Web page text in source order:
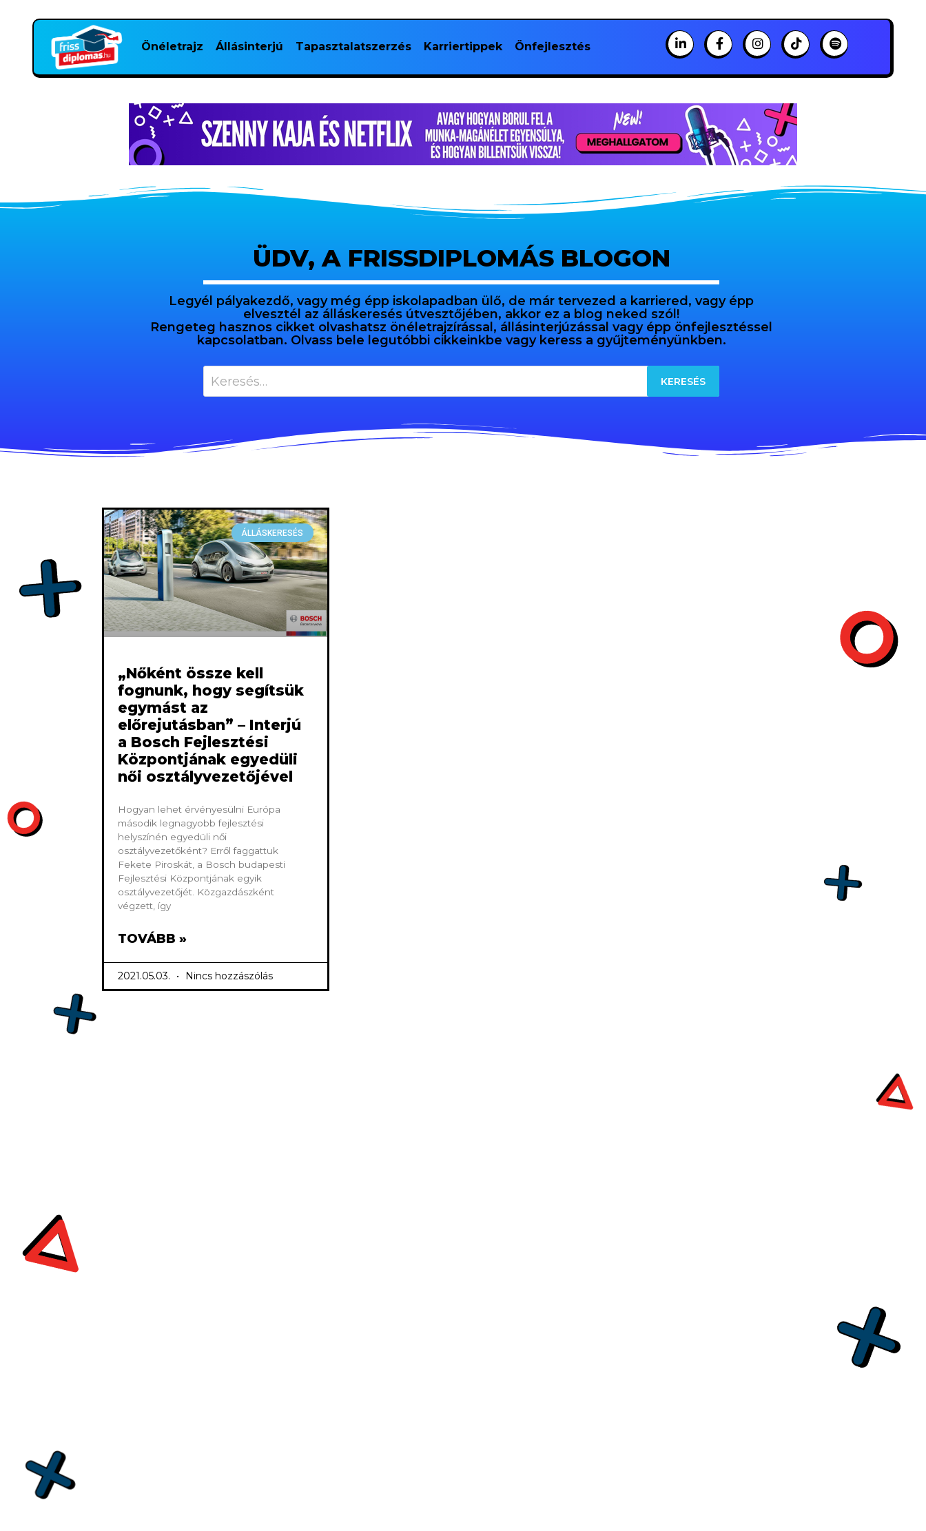
Önéletrajz Állásinterjú Tapasztalatszerzés Karriertippek Önfejlesztés
ÜDV, A FRISSDIPLOMÁS BLOGON
Legyél pályakezdő, vagy még épp iskolapadban ülő, de már tervezed a karriered, vagy épp
elvesztél az álláskeresés útvesztőjében, akkor ez a blog neked szól!
Rengeteg hasznos cikket olvashatsz önéletrajzírással, állásinterjúzással vagy épp önfejlesztéssel
kapcsolatban. Olvass bele legutóbbi cikkeinkbe vagy keress a gyűjteményünkben.
ÁLLÁSKERESÉS
„Nőként össze kell
fognunk, hogy segítsük
egymást az
előrejutásban” – Interjú
a Bosch Fejlesztési
Központjának egyedüli
női osztályvezetőjével
Hogyan lehet érvényesülni Európa
második legnagyobb fejlesztési
helyszínén egyedüli női
osztályvezetőként? Erről faggattuk
Fekete Piroskát, a Bosch budapesti
Fejlesztési Központjának egyik
osztályvezetőjét. Közgazdászként
végzett, így
TOVÁBB »
2021.05.03. Nincs hozzászólás